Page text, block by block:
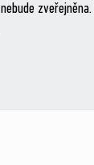
zveřejněna.